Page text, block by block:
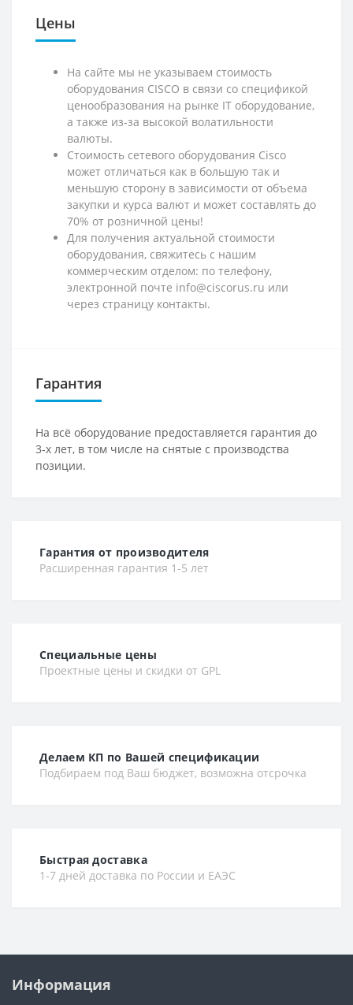
Цены
На сайте мы не указываем стоимость
оборудования CISCO в связи со спецификой
ценообразования на рынке IT оборудование,
а также из-за высокой волатильности
валюты.
Стоимость сетевого оборудования Cisco
может отличаться как в большую так и
меньшую сторону в зависимости от объема
закупки и курса валют и может составлять до
70% от розничной цены!
Для получения актуальной стоимости
оборудования, свяжитесь с нашим
коммерческим отделом: по телефону,
электронной почте info@ciscorus.ru или
через страницу контакты.
Гарантия
На всё оборудование предоставляется гарантия до
3-х лет, в том числе на снятые с производства
позиции.
Гарантия от производителя
Расширенная гарантия 1-5 лет
Специальные цены
Проектные цены и скидки от GPL
Делаем КП по Вашей спецификации
Подбираем под Ваш бюджет, возможна отсрочка
Быстрая доставка
1-7 дней доставка по России и ЕАЭС
Информация